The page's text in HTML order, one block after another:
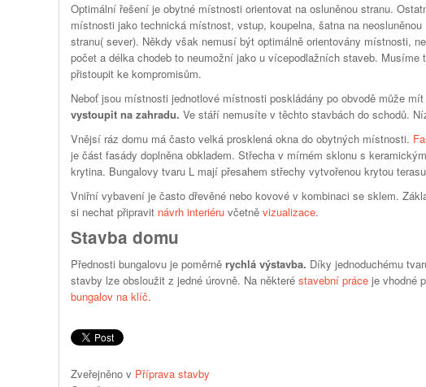
Optimální řešení je obytné místnosti orientovat na osluněnou stranu.
místnosti jako technická místnost, vstup, koupelna, šatna na neosluněnou
stranu( sever). Někdy však nemusí být optimálně orientovány místnosti,
počet a délka chodeb to neumožní jako u vícepodlažních staveb. Musíme
přistoupit ke kompromisům.
Neboť jsou místnosti jednotlové místnosti poskládány po obvodě může
vystoupit na zahradu. Ve stáří nemusíte v těchto stavbách do schodů.
Vnějsí ráz domu má často velká prosklená okna do obytných místnosti.
je část fasády doplněna obkladem. Střecha v mírném sklonu s
krytina. Bungalovy tvaru L mají přesahem střechy vytvořenou krytou
Vniřní vybavení je často dřevěné nebo kovové v kombinaci se sklem.
si nechat připravit návrh interiéru včetně vizualizace.
Stavba domu
Přednosti bungalovu je poměrně rychlá výstavba. Díky jednoduchému
stavby lze obsloužit z jedné úrovně. Na některé stavební práce je vhodné
bungalov na klíč.
Zveřejněno v Příprava stavby